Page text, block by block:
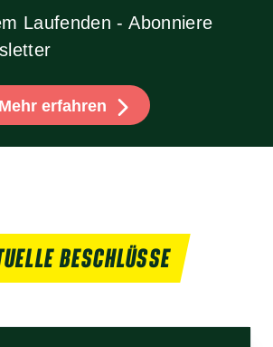
Laufenden - Abonniere
Mehr erfahren
BESCHLÜSSE